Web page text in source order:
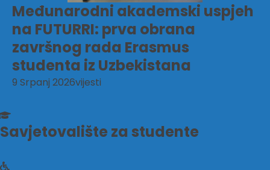
Međunarodni akademski uspjeh
na FUTURRI: prva obrana
završnog rada Erasmus
studenta iz Uzbekistana
9 Srpanj 2026vijesti
Savjetovalište za studente